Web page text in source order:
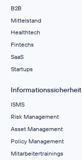
B2B
Mittelstand
Healthtech
Fintechs
SaaS
Startups
Informationssicherheit
ISMS
Risk Management
Asset Management
Policy Management
Mitarbeitertrainings